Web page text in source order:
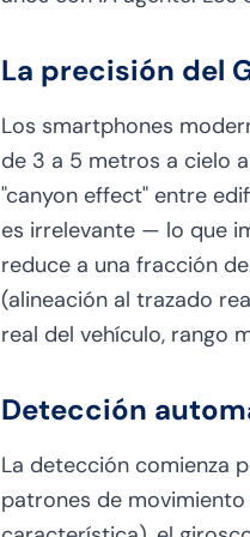
La precisión del
Los smartphones
de 3 a 5 metros a cielo
"canyon effect" entre
es irrelevante — lo que
reduce a una fracción
(alineación al trazado
real del vehículo, rango
Detección
La detección comienza
patrones de